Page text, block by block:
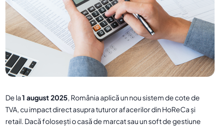
De la1 august 2025, România aplică un nou sistem de cote de
TVA, cu impact direct asupra tuturor afacerilor din HoReCa și
retail. Dacă folosești o casă de marcat sau un soft de gestiune